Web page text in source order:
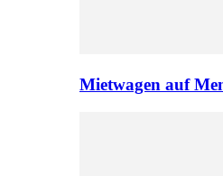
Mietwagen auf